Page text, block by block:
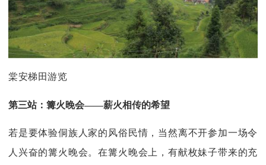
棠安梯田游览
第三站：篝火晚会——薪火相传的希望
若是要体验侗族人家的风俗民情，当然离不开参加一场令
人兴奋的篝火晚会。在篝火晚会上，有献枚妹子带来的充